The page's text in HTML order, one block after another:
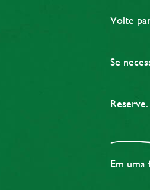
Volte
Se
Reserve.
Em uma